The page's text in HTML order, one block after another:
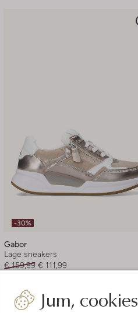
Jum,
-30%
Gabor
Lage sneakers
€ 159,99 € 111,99